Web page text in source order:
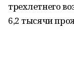
трехлетнего
6,2 тысячи